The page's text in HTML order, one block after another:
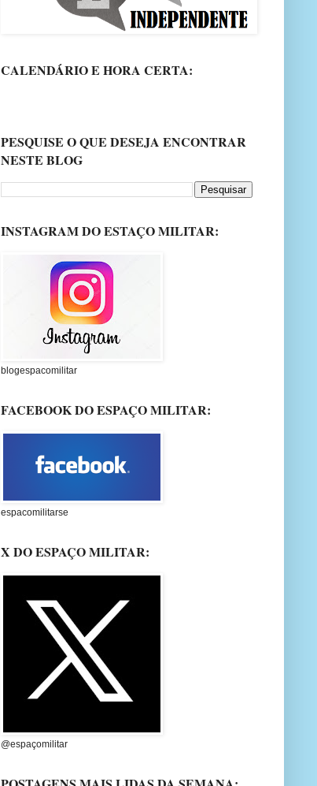
CALENDÁRIO E HORA CERTA:
PESQUISE O QUE DESEJA ENCONTRAR
NESTE BLOG
INSTAGRAM DO ESTAÇO MILITAR:
blogespacomilitar
FACEBOOK DO ESPAÇO MILITAR:
espacomilitarse
X DO ESPAÇO MILITAR:
@espaçomilitar